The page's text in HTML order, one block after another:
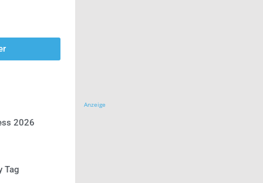
2026
Tag
Anzeige